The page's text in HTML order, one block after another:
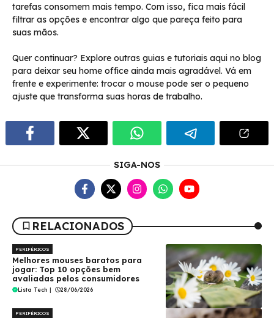
tarefas consomem mais tempo. Com isso, fica mais fácil
filtrar as opções e encontrar algo que pareça feito para
suas mãos.
Quer continuar? Explore outras guias e tutoriais aqui no blog
para deixar seu home office ainda mais agradável. Vá em
frente e experimente: trocar o mouse pode ser o pequeno
ajuste que transforma suas horas de trabalho.
SIGA-NOS
RELACIONADOS
PERIFÉRICOS
Melhores mouses baratos para
jogar: Top 10 opções bem
avaliadas pelos consumidores
Lista Tech | 28/06/2026
PERIFÉRICOS